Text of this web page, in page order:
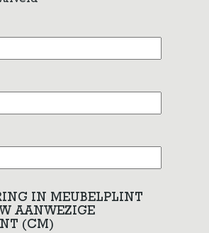
IN MEUBELPLINT
AANWEZIGE
(CM)